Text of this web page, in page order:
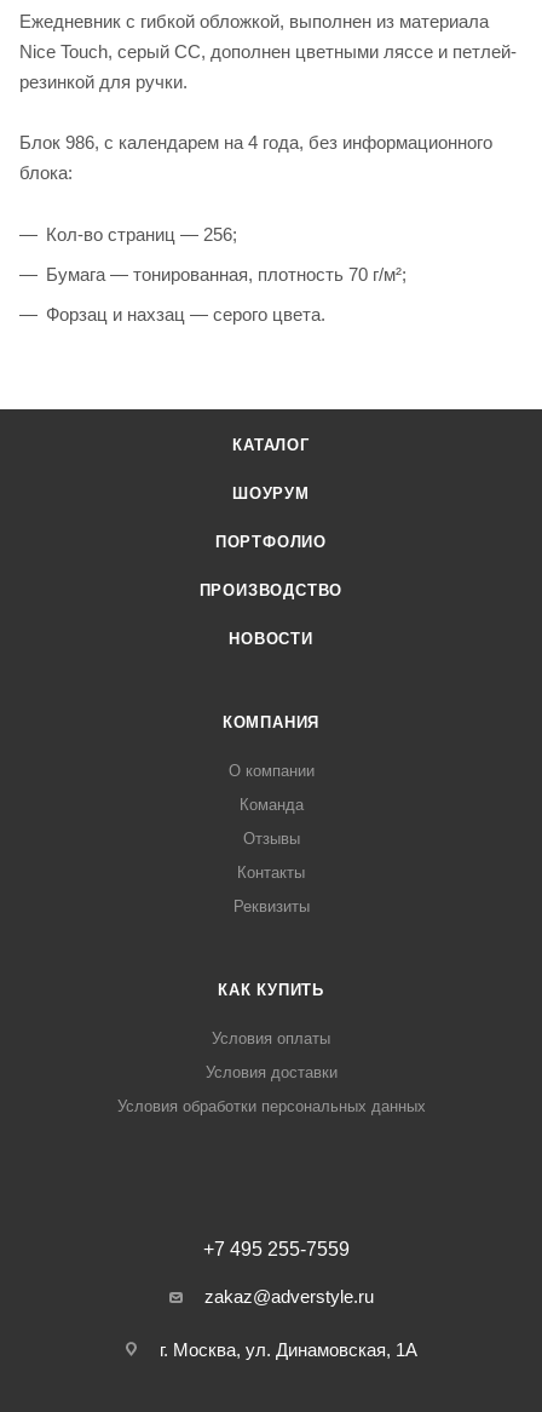
Ежедневник с гибкой обложкой, выполнен из материала
Nice Touch, серый СС, дополнен цветными ляссе и петлей-
резинкой для ручки.
Блок 986, с календарем на 4 года, без информационного
блока:
Кол-во страниц — 256;
Бумага — тонированная, плотность 70 г/м²;
Форзац и нахзац — серого цвета.
КАТАЛОГ
ШОУРУМ
ПОРТФОЛИО
ПРОИЗВОДСТВО
НОВОСТИ
КОМПАНИЯ
О компании
Команда
Отзывы
Контакты
Реквизиты
КАК КУПИТЬ
Условия оплаты
Условия доставки
Условия обработки персональных данных
+7 495 255-7559
zakaz@adverstyle.ru
г. Москва, ул. Динамовская, 1А